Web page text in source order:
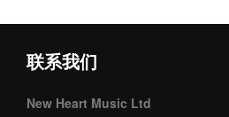
联系我们
New Heart Music Ltd